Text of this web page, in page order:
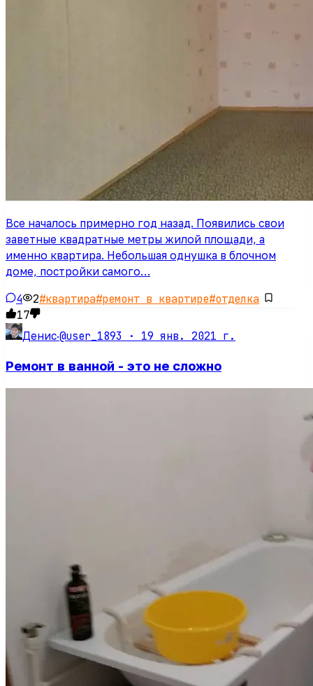
Все началось примерно год назад. Появились свои
заветные квадратные метры жилой площади, а
именно квартира. Небольшая однушка в блочном
доме, постройки самого…
4 2#квартира#ремонт в квартире#отделка
17
Денис·@user_1893 · 19 янв. 2021 г.
Ремонт в ванной - это не сложно